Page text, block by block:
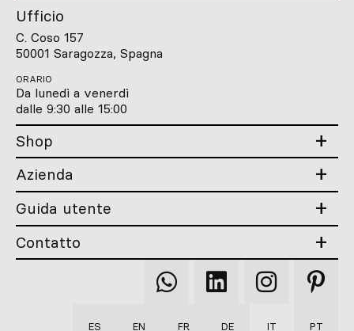
Ufficio
C. Coso 157
50001 Saragozza, Spagna
ORARIO
Da lunedì a venerdì
dalle 9:30 alle 15:00
Shop
Azienda
Guida utente
Contatto
Qooqer
WhatsApp
Qooqer
Linkedin
Qooqer
Instagram
Qooqer
ES EN FR DE IT PT